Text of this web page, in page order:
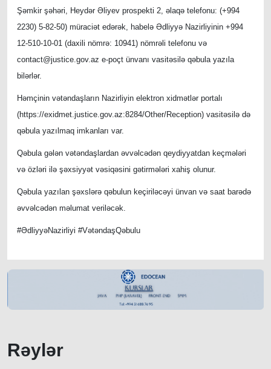
Şəmkir şəhəri, Heydər Əliyev prospekti 2, əlaqə telefonu: (+994
2230) 5-82-50) müraciət edərək, habelə Ədliyyə Nazirliyinin +994
12-510-10-01 (daxili nömrə: 10941) nömrəli telefonu və
contact@justice.gov.az e-poçt ünvanı vasitəsilə qəbula yazıla
bilərlər.
Həmçinin vətəndaşların Nazirliyin elektron xidmətlər portalı
(https://exidmet.justice.gov.az:8284/Other/Reception) vasitəsilə də
qəbula yazılmaq imkanları var.
Qəbula gələn vətəndaşlardan əvvəlcədən qeydiyyatdan keçmələri
və özləri ilə şəxsiyyət vəsiqəsini gətirmələri xahiş olunur.
Qəbula yazılan şəxslərə qəbulun keçiriləcəyi ünvan və saat barədə
əvvəlcədən məlumat veriləcək.
#ƏdliyyəNazirliyi #VətəndaşQəbulu
Rəylər